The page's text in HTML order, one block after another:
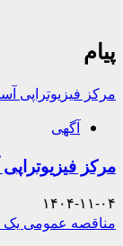
پیام
مرکز فیزیوتراپی
آگهی
مرکز
۱۴۰۴-۱۱-۰۴
مناقصه عمومی یک